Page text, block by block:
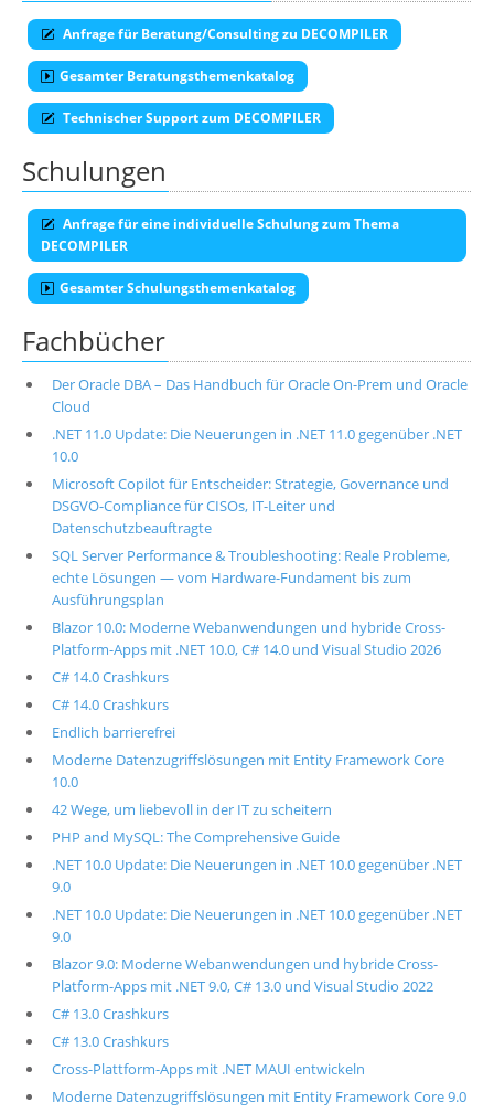
Anfrage für Beratung/Consulting zu DECOMPILER
Gesamter Beratungsthemenkatalog
Technischer Support zum DECOMPILER
Schulungen
Anfrage für eine individuelle Schulung zum Thema
DECOMPILER
Gesamter Schulungsthemenkatalog
Fachbücher
Der Oracle DBA – Das Handbuch für Oracle On-Prem und Oracle
Cloud
.NET 11.0 Update: Die Neuerungen in .NET 11.0 gegenüber .NET
10.0
Microsoft Copilot für Entscheider: Strategie, Governance und
DSGVO-Compliance für CISOs, IT-Leiter und
Datenschutzbeauftragte
SQL Server Performance & Troubleshooting: Reale Probleme,
echte Lösungen — vom Hardware-Fundament bis zum
Ausführungsplan
Blazor 10.0: Moderne Webanwendungen und hybride Cross-
Platform-Apps mit .NET 10.0, C# 14.0 und Visual Studio 2026
C# 14.0 Crashkurs
C# 14.0 Crashkurs
Endlich barrierefrei
Moderne Datenzugriffslösungen mit Entity Framework Core
10.0
42 Wege, um liebevoll in der IT zu scheitern
PHP and MySQL: The Comprehensive Guide
.NET 10.0 Update: Die Neuerungen in .NET 10.0 gegenüber .NET
9.0
.NET 10.0 Update: Die Neuerungen in .NET 10.0 gegenüber .NET
9.0
Blazor 9.0: Moderne Webanwendungen und hybride Cross-
Platform-Apps mit .NET 9.0, C# 13.0 und Visual Studio 2022
C# 13.0 Crashkurs
C# 13.0 Crashkurs
Cross-Plattform-Apps mit .NET MAUI entwickeln
Moderne Datenzugriffslösungen mit Entity Framework Core 9.0